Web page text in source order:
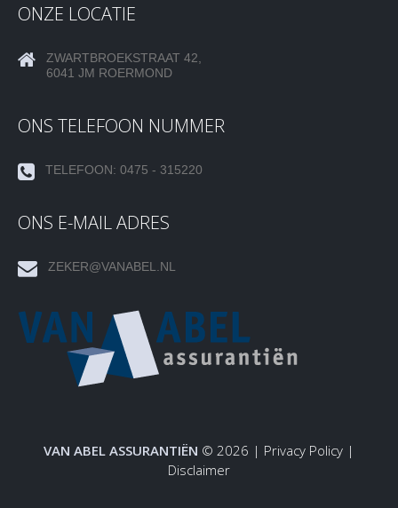
ONZE LOCATIE
ZWARTBROEKSTRAAT 42,
6041 JM ROERMOND
ONS TELEFOON NUMMER
TELEFOON: 0475 - 315220
ONS E-MAIL ADRES
ZEKER@VANABEL.NL
VAN ABEL ASSURANTIËN © 2026 | Privacy Policy |
Disclaimer